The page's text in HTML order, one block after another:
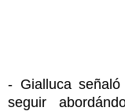
- Gialluca
seguir